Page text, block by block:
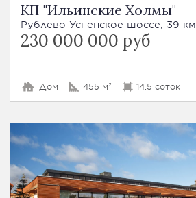
КП "Ильинские Холмы"
Рублево-Успенское шоссе, 39 км
230 000 000 руб
Дом 455 м² 14.5 соток